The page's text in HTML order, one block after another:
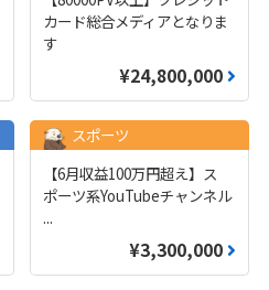
カード総合メディアとなりま
す
¥24,800,000
スポーツ
【6月収益100万円超え】ス
ポーツ系YouTubeチャンネル
...
¥3,300,000